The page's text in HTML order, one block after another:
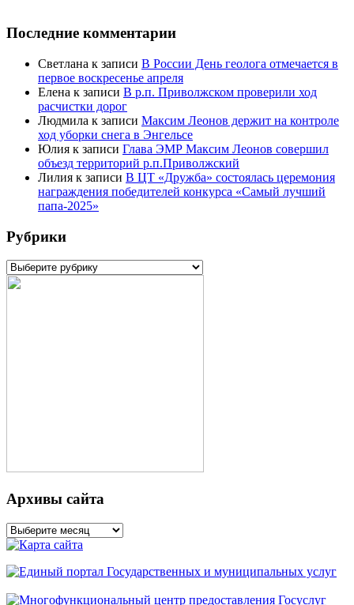
Последние комментарии
Светлана к записи В России День геолога отмечается в
первое воскресенье апреля
Елена к записи В р.п. Приволжском проверили ход
расчистки дорог
Людмила к записи Максим Леонов держит на контроле
ход уборки снега в Энгельсе
Юлия к записи Глава ЭМР Максим Леонов совершил
объезд территорий р.п.Приволжский
Лилия к записи В ЦТ «Дружба» состоялась церемония
награждения победителей конкурса «Самый лучший
папа-2025»
Рубрики
Рубрики
Архивы сайта
Архивы
сайта